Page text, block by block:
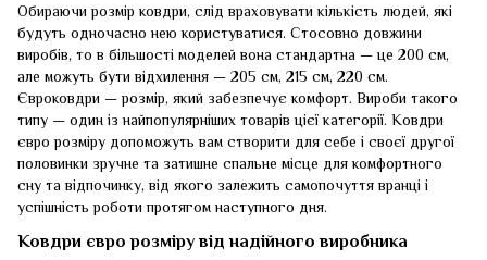
Обираючи розмір ковдри, слід враховувати кількість людей, які
будуть одночасно нею користуватися. Стосовно довжини
виробів, то в більшості моделей вона стандартна — це 200 см,
але можуть бути відхилення — 205 см, 215 см, 220 см.
Євроковдри — розмір, який забезпечує комфорт. Вироби такого
типу — один із найпопулярніших товарів цієї категорії. Ковдри
євро розміру допоможуть вам створити для себе і своєї другої
половинки зручне та затишне спальне місце для комфортного
сну та відпочинку, від якого залежить самопочуття вранці і
успішність роботи протягом наступного дня.
Ковдри євро розміру від надійного виробника